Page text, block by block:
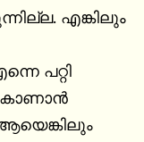
എങ്കിലും
പറ്റി
കാണാൻ